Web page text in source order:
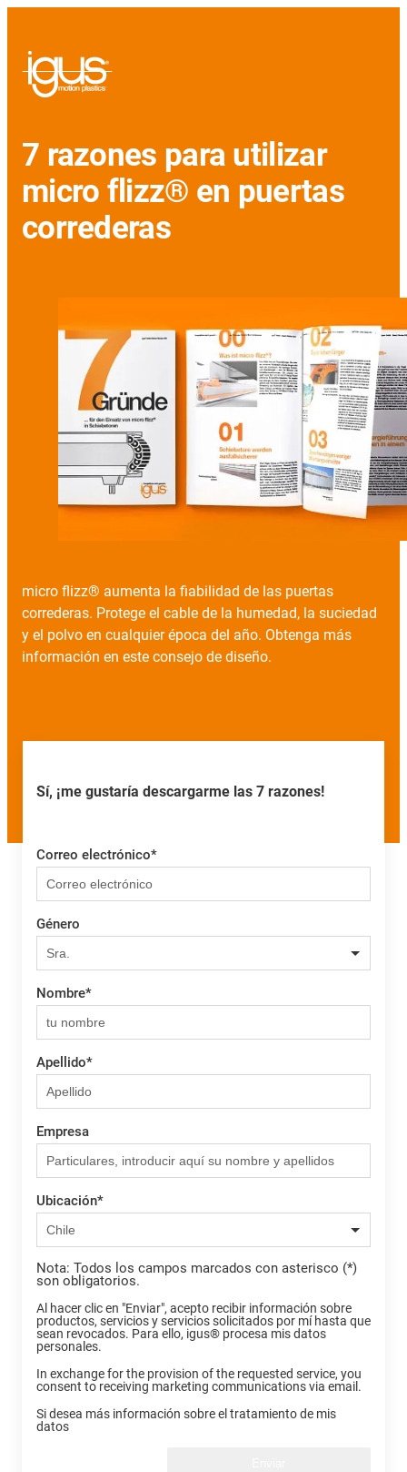
7 razones para utilizar
micro flizz® en puertas
correderas
micro flizz® aumenta la fiabilidad de las puertas
correderas. Protege el cable de la humedad, la suciedad
y el polvo en cualquier época del año. Obtenga más
información en este consejo de diseño.
Sí, ¡me gustaría descargarme las 7 razones!
Correo electrónico*
Género
Nombre*
Apellido*
Empresa
Ubicación*
Nota: Todos los campos marcados con asterisco (*)
son obligatorios.
Al hacer clic en "Enviar", acepto recibir información sobre
productos, servicios y servicios solicitados por mí hasta que
sean revocados. Para ello, igus® procesa mis datos
personales.
In exchange for the provision of the requested service, you
consent to receiving marketing communications via email.
Si desea más información sobre el tratamiento de mis
datos